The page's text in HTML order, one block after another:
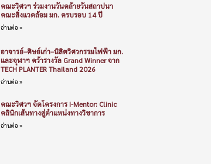
คณะวิศวฯ ร่วมงานวันคล้ายวันสถาปนา
คณะสิ่งแวดล้อม มก. ครบรอบ 14 ปี
อ่านต่อ »
อาจารย์–ศิษย์เก่า–นิสิตวิศวกรรมไฟฟ้า มก.
และจุฬาฯ คว้ารางวัล Grand Winner จาก
TECH PLANTER Thailand 2026
อ่านต่อ »
คณะวิศวฯ จัดโครงการ i-Mentor: Clinic
คลินิกเส้นทางสู่ตำแหน่งทางวิชาการ
อ่านต่อ »